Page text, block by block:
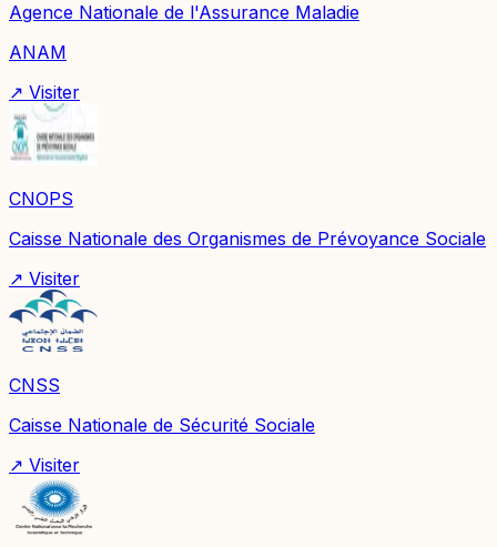
Agence Nationale de l'Assurance Maladie
ANAM
↗ Visiter
CNOPS
Caisse Nationale des Organismes de Prévoyance Sociale
↗ Visiter
CNSS
Caisse Nationale de Sécurité Sociale
↗ Visiter